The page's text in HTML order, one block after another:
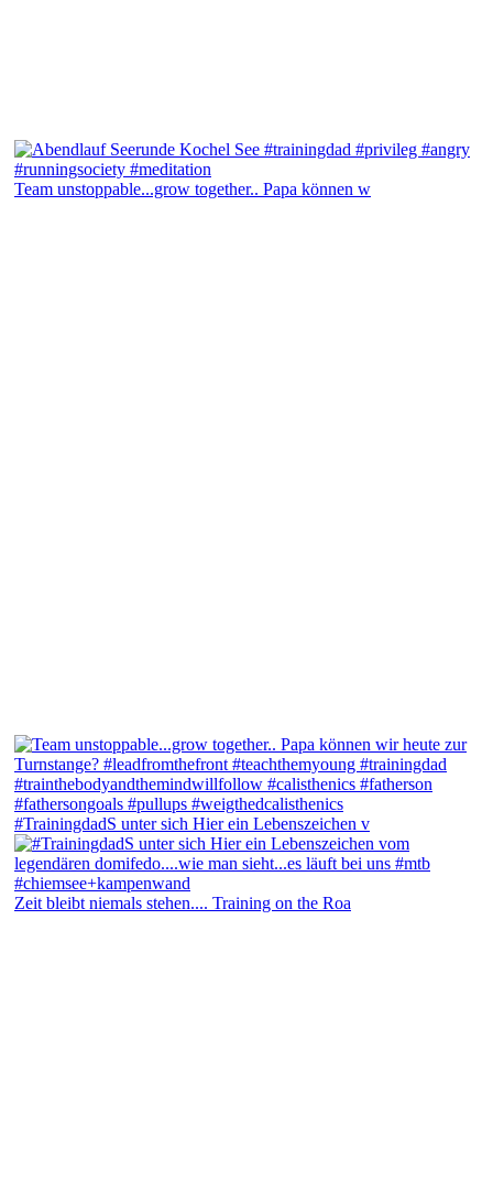
Team unstoppable...grow together.. Papa können w
#TrainingdadS unter sich Hier ein Lebenszeichen v
Zeit bleibt niemals stehen.... Training on the Roa